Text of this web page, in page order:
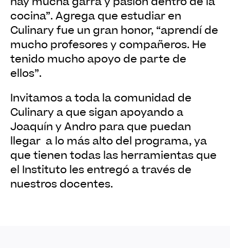
cocina”. Agrega que estudiar en
Culinary fue un gran honor, “aprendí de
mucho profesores y compañeros. He
tenido mucho apoyo de parte de
ellos”.
Invitamos a toda la comunidad de
Culinary a que sigan apoyando a
Joaquín y Andro para que puedan
llegar a lo más alto del programa, ya
que tienen todas las herramientas que
el Instituto les entregó a través de
nuestros docentes.